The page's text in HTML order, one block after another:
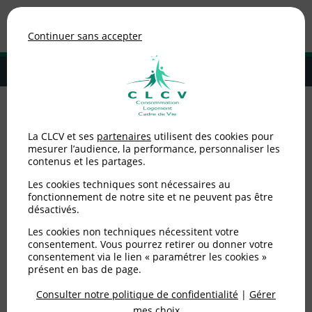
MENU
Adhérer à la CLCV
de Jambon aux pistaches de marque Nos régions ont du talent
(E.Leclerc)
Rappel produit : Saucisse
de Jambon aux pistaches
de marque Nos régions
ont du talent (E.Leclerc)
Continuer sans accepter
La CLCV et ses partenaires utilisent des cookies pour
mesurer l’audience, la performance, personnaliser les
contenus et les partages.
Les cookies techniques sont nécessaires au
fonctionnement de notre site et ne peuvent pas être
désactivés.
Les cookies non techniques nécessitent votre
consentement. Vous pourrez retirer ou donner votre
consentement via le lien « paramétrer les cookies »
présent en bas de page.
Consulter notre politique de confidentialité | Gérer